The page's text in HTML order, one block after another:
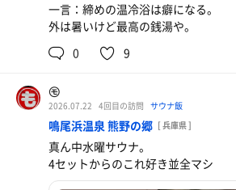
一言：締めの温冷浴は癖になる。
外は暑いけど最高の銭湯や。
0
9
㋲
2026.07.22 4回目の訪問 サウナ飯
鳴尾浜温泉 熊野の郷 [ 兵庫県 ]
真ん中水曜サウナ。
4セットからのこれ好き並全マシ